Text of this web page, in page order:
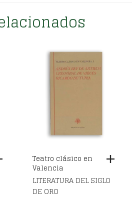
Teatro clásico en
Valencia
LITERATURA DEL SIGLO
DE ORO